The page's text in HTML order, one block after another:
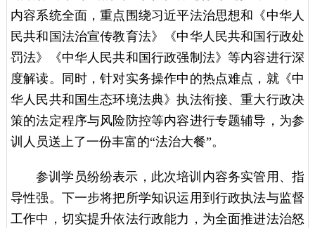
内容系统全面，重点围绕习近平法治思想和《中华人
民共和国法治宣传教育法》《中华人民共和国行政处
罚法》《中华人民共和国行政强制法》等内容进行深
度解读。同时，针对实务操作中的热点难点，就《中
华人民共和国生态环境法典》执法衔接、重大行政决
策的法定程序与风险防控等内容进行专题辅导，为参
训人员送上了一份丰富的“法治大餐”。
参训学员纷纷表示，此次培训内容务实管用、指
导性强。下一步将把所学知识运用到行政执法与监督
工作中，切实提升依法行政能力，为全面推进法治怒